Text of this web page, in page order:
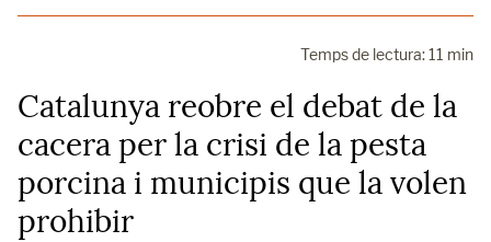
Temps de lectura: 11 min
Catalunya reobre el debat de la
cacera per la crisi de la pesta
porcina i municipis que la volen
prohibir